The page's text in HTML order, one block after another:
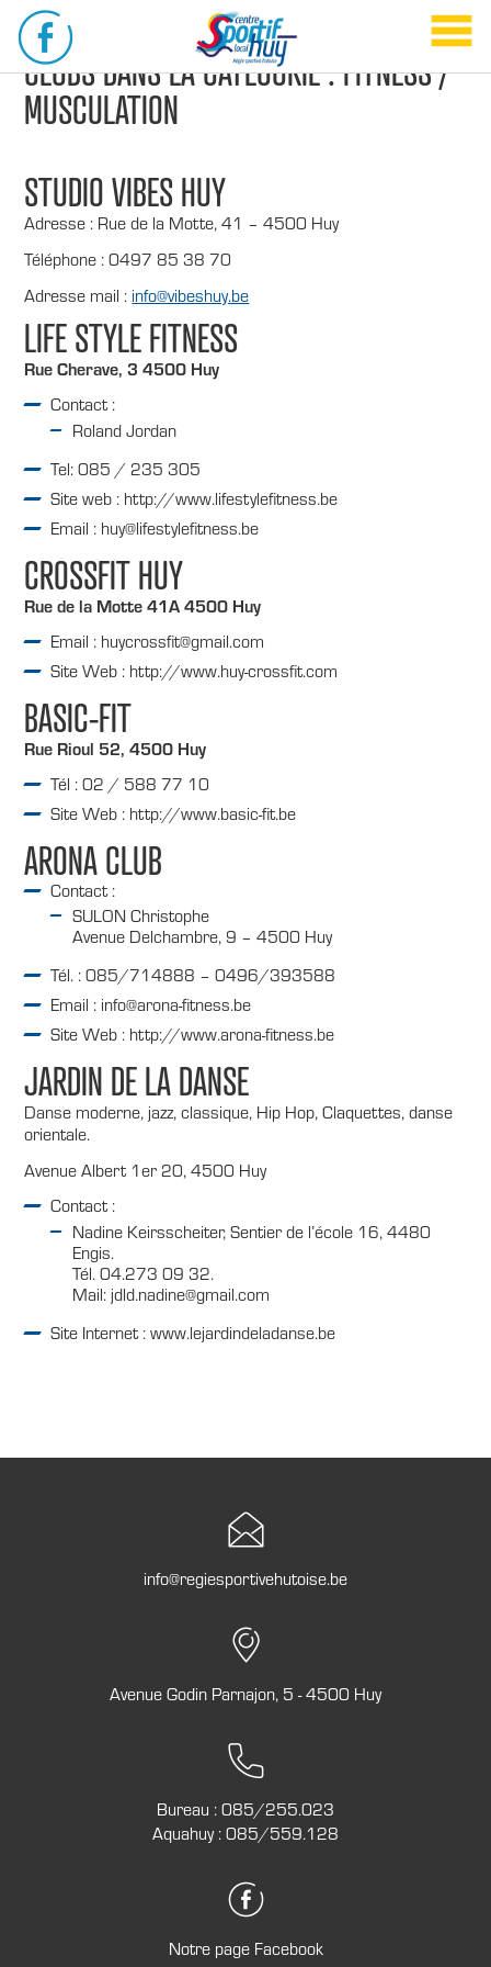
CLUBS DANS LA CATÉGORIE : FITNESS /
MUSCULATION
STUDIO VIBES HUY
Adresse : Rue de la Motte, 41 – 4500 Huy
Téléphone : 0497 85 38 70
Adresse mail : info@vibeshuy.be
LIFE STYLE FITNESS
Rue Cherave, 3 4500 Huy
Contact :
Roland Jordan
Tel: 085 / 235 305
Site web : http://www.lifestylefitness.be
Email : huy@lifestylefitness.be
CROSSFIT HUY
Rue de la Motte 41A 4500 Huy
Email : huycrossfit@gmail.com
Site Web : http://www.huy-crossfit.com
BASIC-FIT
Rue Rioul 52, 4500 Huy
Tél : 02 / 588 77 10
Site Web : http://www.basic-fit.be
ARONA CLUB
Contact :
SULON Christophe
Avenue Delchambre, 9 – 4500 Huy
Tél. : 085/714888 – 0496/393588
Email : info@arona-fitness.be
Site Web : http://www.arona-fitness.be
JARDIN DE LA DANSE
Danse moderne, jazz, classique, Hip Hop, Claquettes, danse
orientale.
Avenue Albert 1er 20, 4500 Huy
Contact :
Nadine Keirsscheiter, Sentier de l’école 16, 4480
Engis.
Tél. 04.273 09 32.
Mail: jdld.nadine@gmail.com
Site Internet : www.lejardindeladanse.be
info@regiesportivehutoise.be
Avenue Godin Parnajon, 5 - 4500 Huy
Bureau : 085/255.023
Aquahuy : 085/559.128
Notre page Facebook